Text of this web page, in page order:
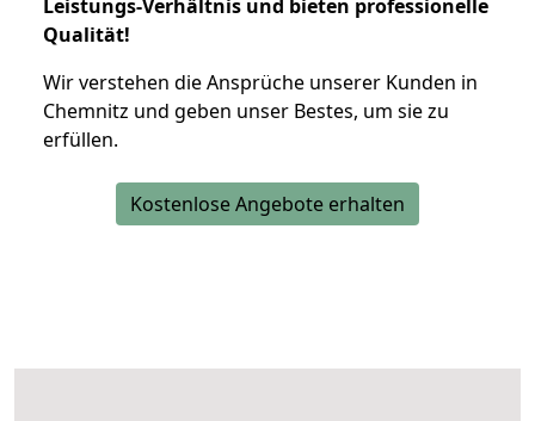
Leistungs-Verhältnis und bieten professionelle
Qualität!
Wir verstehen die Ansprüche unserer Kunden in
Chemnitz und geben unser Bestes, um sie zu
erfüllen.
Kostenlose Angebote erhalten